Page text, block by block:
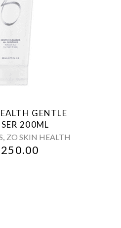
GENTLE
200ML
, ZO SKIN HEALTH